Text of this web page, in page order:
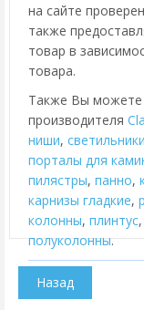
на сайте
также
товар в
товара.
Также Вы можете
производителя
ниши,
порталы для
пилястры, панно,
карнизы гладкие,
колонны, плинтус,
полуколонны.